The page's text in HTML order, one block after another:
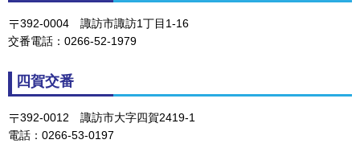
392-0004 諏訪市諏訪1丁目1-16
交番電話：0266-52-1979
四賀交番
392-0012 諏訪市大字四賀2419-1
電話：0266-53-0197